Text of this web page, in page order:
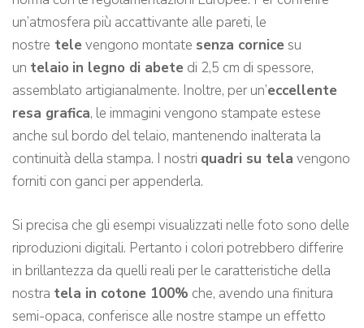
un’atmosfera più accattivante alle pareti, le
nostre tele vengono montate senza cornice su
un telaio in legno di abete di 2,5 cm di spessore,
assemblato artigianalmente. Inoltre, per un’eccellente
resa grafica, le immagini vengono stampate estese
anche sul bordo del telaio, mantenendo inalterata la
continuità della stampa. I nostri quadri su tela vengono
forniti con ganci per appenderla.
Si precisa che gli esempi visualizzati nelle foto sono delle
riproduzioni digitali. Pertanto i colori potrebbero differire
in brillantezza da quelli reali per le caratteristiche della
nostra tela in cotone 100% che, avendo una finitura
semi-opaca, conferisce alle nostre stampe un effetto